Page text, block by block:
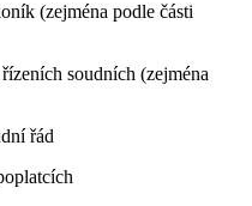
(zejména podle části
soudních (zejména
řád